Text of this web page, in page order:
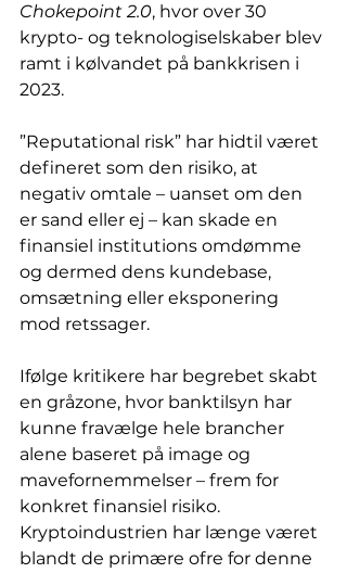
Chokepoint 2.0, hvor over 30
krypto- og teknologiselskaber blev
ramt i kølvandet på bankkrisen i
2023.
”Reputational risk” har hidtil været
defineret som den risiko, at
negativ omtale – uanset om den
er sand eller ej – kan skade en
finansiel institutions omdømme
og dermed dens kundebase,
omsætning eller eksponering
mod retssager.
Ifølge kritikere har begrebet skabt
en gråzone, hvor banktilsyn har
kunne fravælge hele brancher
alene baseret på image og
mavefornemmelser – frem for
konkret finansiel risiko.
Kryptoindustrien har længe været
blandt de primære ofre for denne